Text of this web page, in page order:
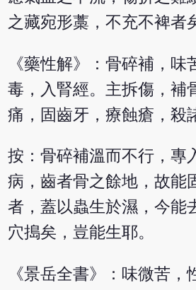
之藏宛形藁，不充不裨者
《藥性解》：骨碎補，味
毒，入腎經。主拆傷，補
痛，固齒牙，療蝕瘡，殺
按：骨碎補溫而不行，專
病，齒者骨之餘地，故能
者，蓋以蟲生於濕，今能
穴搗矣，豈能生耶。
《景岳全書》：味微苦，